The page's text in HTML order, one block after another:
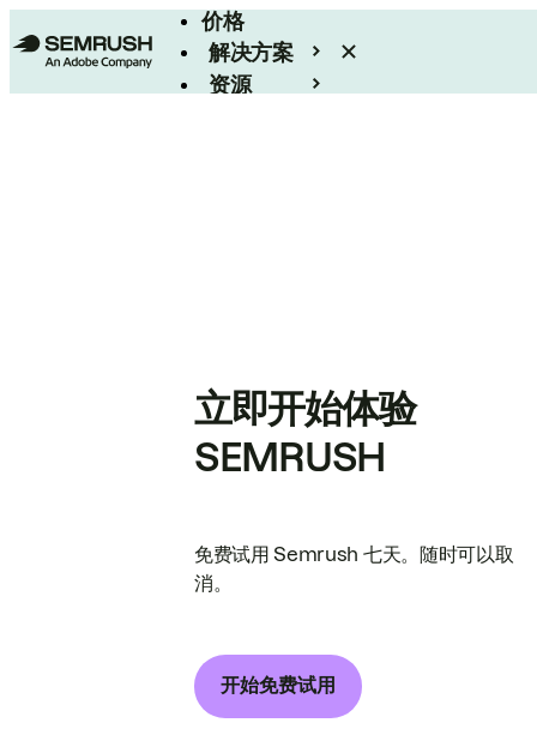
价格
解决方案
资源
立即开始体验
SEMRUSH
免费试用 Semrush 七天。随时可以取
消。
开始免费试用